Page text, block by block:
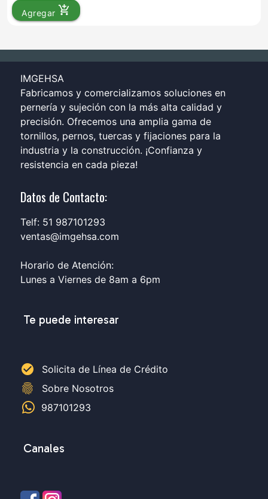
Agregar add_shopping_cart
IMGEHSA
Fabricamos y comercializamos soluciones en
pernería y sujeción con la más alta calidad y
precisión. Ofrecemos una amplia gama de
tornillos, pernos, tuercas y fijaciones para la
industria y la construcción. ¡Confianza y
resistencia en cada pieza!
Datos de Contacto:
Telf: 51 987101293
ventas@imgehsa.com
Horario de Atención:
Lunes a Viernes de 8am a 6pm
Te puede interesar
check_circle Solicita de Línea de Crédito
fingerprint
Sobre Nosotros
987101293
Canales